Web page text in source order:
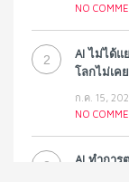
NO
2
AI ไม่ได้แ
โลกไม่เค
ก.ค. 15,
NO
3
AI ทำกา